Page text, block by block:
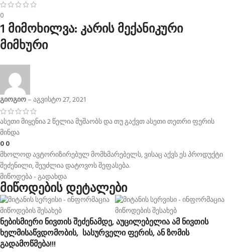
0
1 მიმოხილვა: კარის მექანიკური
მიმხური
გიოგიო–აგვისტო 27, 2021
ასეთი მიყენია 2 წელია მუშაობს და თუ გაქვთ ასეთი თეთრი ფერის
მინდა
00
მხოლოდ ავტორიზირებულ მომხმარებელს, ვისაც აქვს ეს პროდუქტი
შეძენილი, შეუძლია დატოვოს შეფასება.
მიწოდება - გადახდა
მიწოდების დეტალები
ნებისმიერი ნივთის შეძენამდე, აუცილებელია ამ ნივთის
ხელმისაწვდომობის, სასურველი ფერის, ან ზომის
გადამოწმება!!!